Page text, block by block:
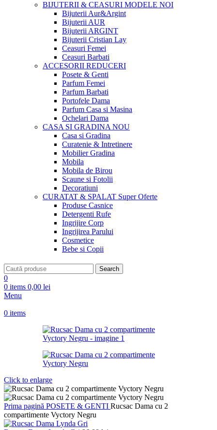
BIJUTERII & CEASURI MODELE NOI
Bijuterii Aur&Argint
Bijuterii AUR
Bijuterii ARGINT
Bijuterii Cristian Lay
Ceasuri Femei
Ceasuri Barbati
ACCESORII REDUCERI
Posete & Genti
Parfum Femei
Parfum Barbati
Portofele Dama
Parfum Casa si Masina
Ochelari Dama
CASA SI GRADINANOU
Casa si Gradina
Curatenie & Intretinere
Mobilier Gradina
Mobila
Mobila de Birou
Scaune si Fotolii
Decoratiuni
CURATAT & SPALAT Super Oferte
Produse Casnice
Detergenti Rufe
Ingrijire Corp
Ingrijirea Parului
Cosmetice
Bebe si Copii
Search
0
0 items 0,00 lei
Menu
0 items
Click to enlarge
Prima pagină POSETE & GENTI Rucsac Dama cu 2
compartimente Vyctory Negru